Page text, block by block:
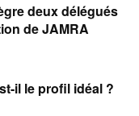
deux délégués
de JAMRA
il le profil idéal ?